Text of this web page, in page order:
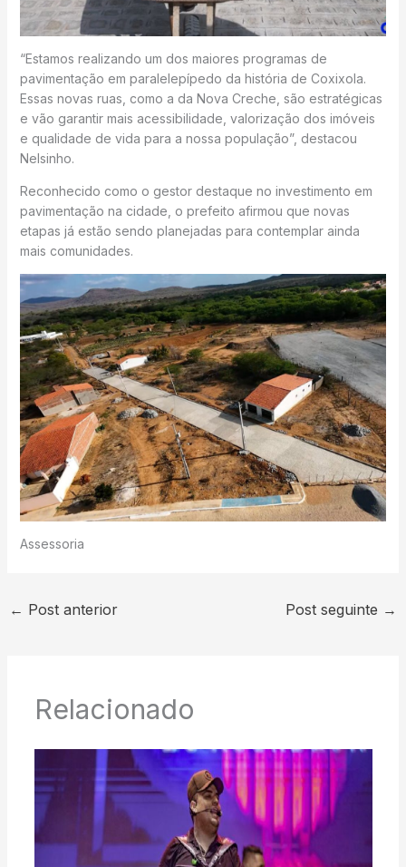
“Estamos realizando um dos maiores programas de
pavimentação em paralelepípedo da história de Coxixola.
Essas novas ruas, como a da Nova Creche, são estratégicas
e vão garantir mais acessibilidade, valorização dos imóveis
e qualidade de vida para a nossa população”, destacou
Nelsinho.
Reconhecido como o gestor destaque no investimento em
pavimentação na cidade, o prefeito afirmou que novas
etapas já estão sendo planejadas para contemplar ainda
mais comunidades.
Assessoria
← Post anterior Post seguinte →
Relacionado